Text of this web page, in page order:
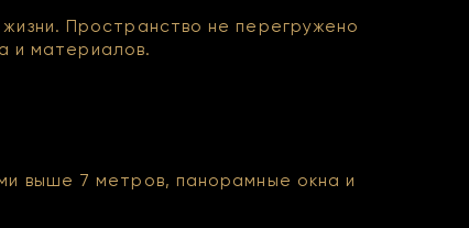
Пространство не перегружено
и материалов.
выше 7 метров, панорамные окна и